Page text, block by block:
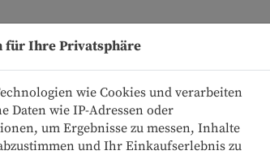
für Ihre Privatsphäre
wie Cookies und verarbeiten
Daten wie IP-Adressen oder
um Ergebnisse zu messen, Inhalte
und Ihr Einkaufserlebnis zu
Programm